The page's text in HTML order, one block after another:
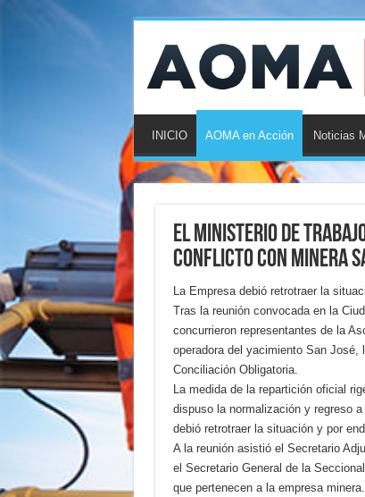
INICIO AOMA en Acción Noticias
El Ministerio de
conflicto con Minera
La Empresa debió retrotraer la
Tras la reunión convocada en la
concurrieron representantes de la
operadora del yacimiento San
Conciliación Obligatoria.
La medida de la repartición oficial
dispuso la normalización y regreso
debió retrotraer la situación y por
A la reunión asistió el Secretario
el Secretario General de la
que pertenecen a la empresa minera.